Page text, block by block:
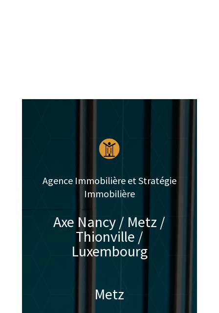
Agence Immobilière et Stratégie
Immobilière
Axe Nancy / Metz /
Thionville /
Luxembourg
Metz